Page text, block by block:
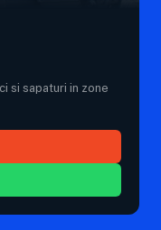
si sapaturi in zone